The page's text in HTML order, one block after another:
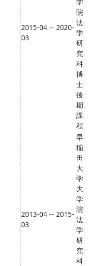
2015-04 -- 2020-
03
院
法
学
研
究
科
博
士
後
期
課
程
2013-04 -- 2015-
03
早
稲
田
大
学
大
学
院
法
学
研
究
科